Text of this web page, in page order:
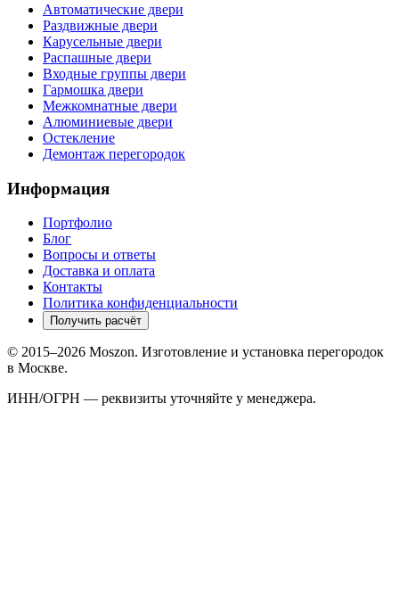
Автоматические двери
Раздвижные двери
Карусельные двери
Распашные двери
Входные группы двери
Гармошка двери
Межкомнатные двери
Алюминиевые двери
Остекление
Демонтаж перегородок
Информация
Портфолио
Блог
Вопросы и ответы
Доставка и оплата
Контакты
Политика конфиденциальности
Получить расчёт
© 2015–2026 Moszon. Изготовление и установка перегородок
в Москве.
ИНН/ОГРН — реквизиты уточняйте у менеджера.